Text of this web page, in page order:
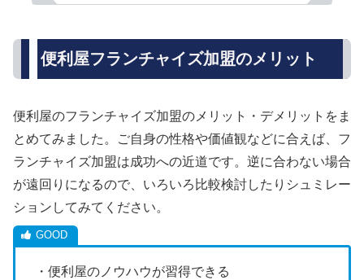
便利屋フランチャイズ加盟のメリット
便利屋のフランチャイズ加盟のメリット・デメリットをま
とめてみました。ご自身の性格や価値観などに合えば、フ
ランチャイズ加盟は成功への近道です。逆に合わない場合
が遠回りになるので、いろいろ比較検討したりシュミレー
ションしてみてください。
・便利屋のノウハウが習得できる